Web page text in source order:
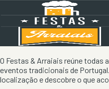
O Festas & Arraiais reúne todas
eventos tradicionais de
localização e descobre o que